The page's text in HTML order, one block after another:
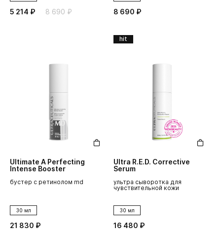
5 214 ₽ 8 690 ₽ 8 690 ₽
Ultimate A Perfecting
Intense Booster
бустер с ретинолом md
30 мл
21 830 ₽
hit
Ultra R.E.D. Corrective
Serum
ультра сыворотка для
чувствительной кожи
30 мл
16 480 ₽